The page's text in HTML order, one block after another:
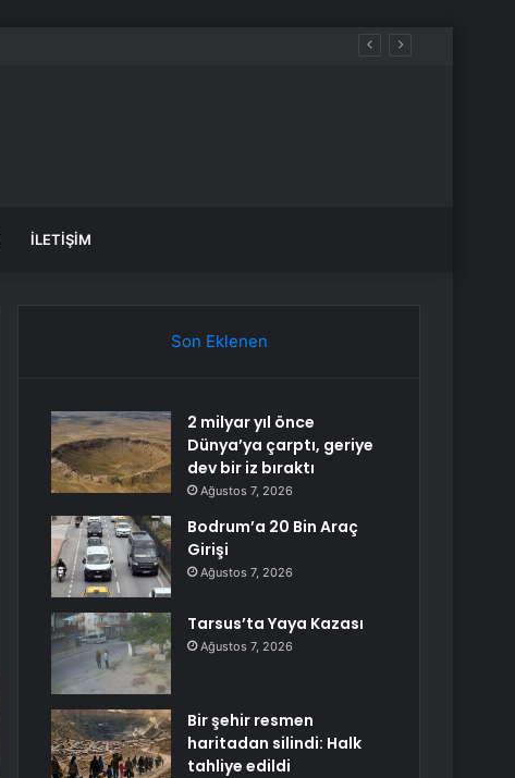
İLETIŞIM
Son Eklenen
2 milyar yıl önce
Dünya’ya çarptı, geriye
dev bir iz bıraktı
Ağustos 7, 2026
Bodrum’a 20 Bin Araç
Girişi
Ağustos 7, 2026
Tarsus’ta Yaya Kazası
Ağustos 7, 2026
Bir şehir resmen
haritadan silindi: Halk
tahliye edildi